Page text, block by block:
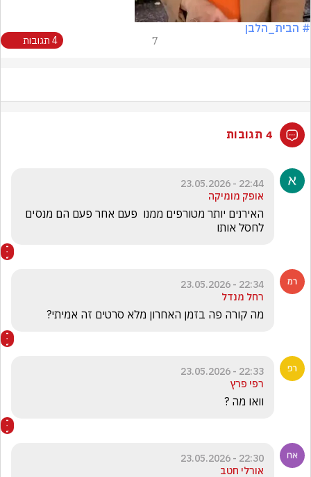
# הבית_הלבן
7 4 תגובות
4 תגובות
22:44 - 23.05.2026
אופק מומיקה
לחסל אותו
22:34 - 23.05.2026
רחל מנדל
מה קורה פה בזמן האחרון מלא סרטים זה אמיתי?
22:33 - 23.05.2026
רפי פרץ
וואו מה ?
22:30 - 23.05.2026
אורלי חטב